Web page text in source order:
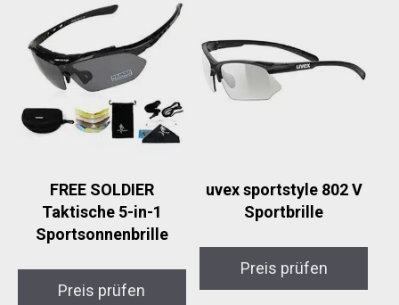
FREE SOLDIER
Taktische 5-in-1
Sportsonnenbrille
Preis prüfen
uvex sportstyle 802 V
Sportbrille
Preis prüfen